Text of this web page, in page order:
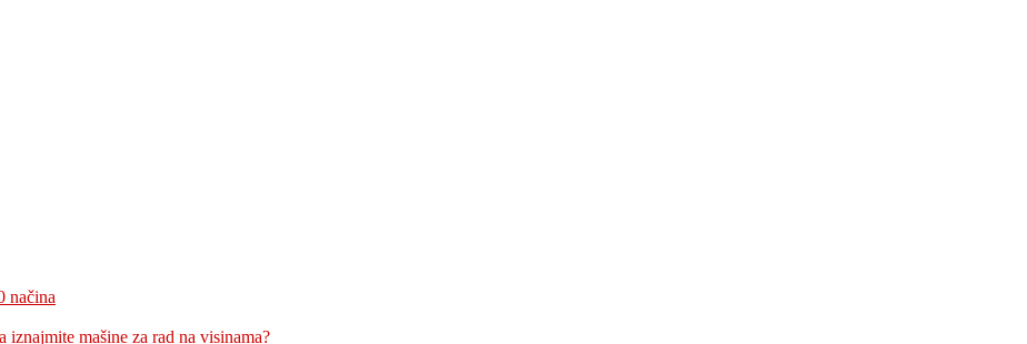
načina
iznajmite mašine za rad na visinama?